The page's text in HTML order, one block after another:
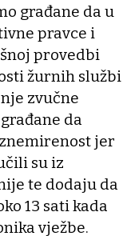
građane da u
pravce i
provedbi
žurnih službi
zvučne
da
jer
su iz
te dodaju da
13 sati kada
vježbe.